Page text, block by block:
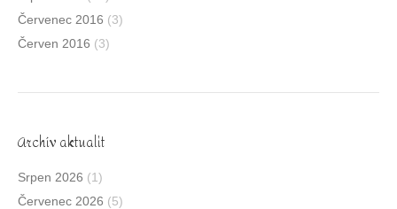
Červenec 2016 (3)
Červen 2016 (3)
Archív aktualit
Srpen 2026 (1)
Červenec 2026 (5)